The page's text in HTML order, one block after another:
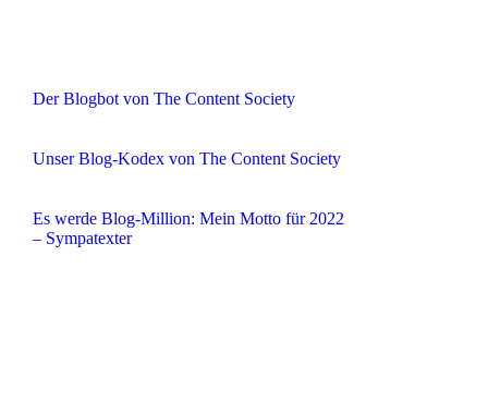
Der Blogbot von The Content Society
Unser Blog-Kodex von The Content Society
Es werde Blog-Million: Mein Motto für 2022
– Sympatexter